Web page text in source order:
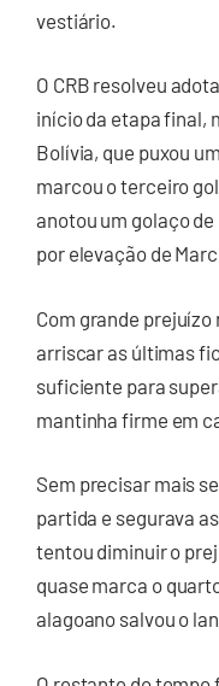
vestiário.
O CRB resolveu
início da etapa final,
Bolívia, que puxou
marcou o terceiro
anotou um golaço
por elevação de
Com grande
arriscar as últimas
suficiente para
mantinha firme em
Sem precisar mais
partida e segurava
tentou diminuir o
quase marca o
alagoano salvou o